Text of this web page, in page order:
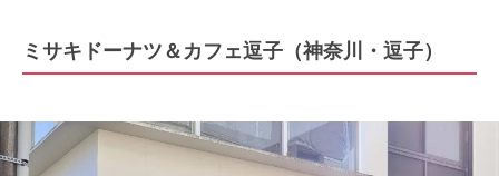
ミサキドーナツ＆カフェ逗子（神奈川・逗子）